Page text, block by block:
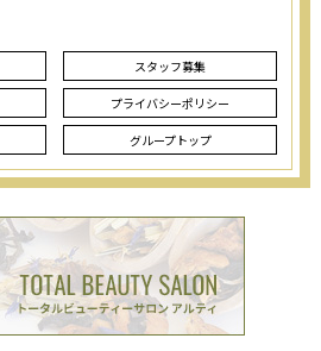
スタッフ募集
プライバシーポリシー
グループトップ